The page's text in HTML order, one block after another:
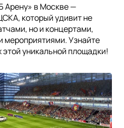
Арену» в Москве —
который удивит не
но и концертами,
мероприятиями. Узнайте
уникальной площадки!